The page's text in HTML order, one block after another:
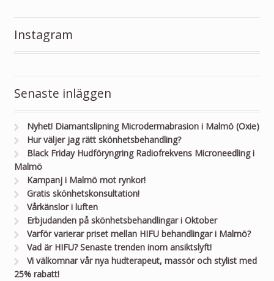
Instagram
Senaste inläggen
Nyhet! Diamantslipning Microdermabrasion i Malmö (Oxie)
Hur väljer jag rätt skönhetsbehandling?
Black Friday Hudföryngring Radiofrekvens Microneedling i
Malmö
Kampanj i Malmö mot rynkor!
Gratis skönhetskonsultation!
Vårkänslor i luften
Erbjudanden på skönhetsbehandlingar i Oktober
Varför varierar priset mellan HIFU behandlingar i Malmö?
Vad är HIFU? Senaste trenden inom ansiktslyft!
Vi välkomnar vår nya hudterapeut, massör och stylist med
25% rabatt!